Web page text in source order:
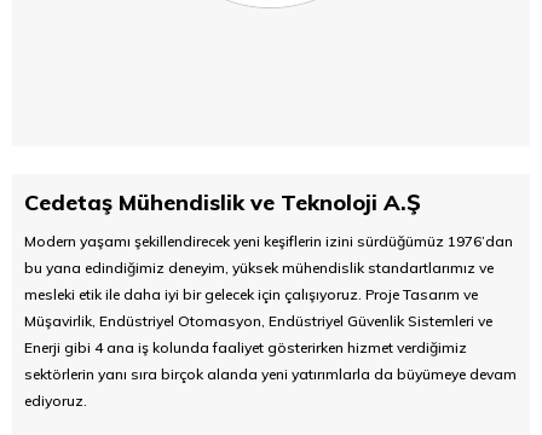
Cedetaş Mühendislik ve Teknoloji A.Ş
Modern yaşamı şekillendirecek yeni keşiflerin izini sürdüğümüz 1976’dan
bu yana edindiğimiz deneyim, yüksek mühendislik standartlarımız ve
mesleki etik ile daha iyi bir gelecek için çalışıyoruz. Proje Tasarım ve
Müşavirlik, Endüstriyel Otomasyon, Endüstriyel Güvenlik Sistemleri ve
Enerji gibi 4 ana iş kolunda faaliyet gösterirken hizmet verdiğimiz
sektörlerin yanı sıra birçok alanda yeni yatırımlarla da büyümeye devam
ediyoruz.